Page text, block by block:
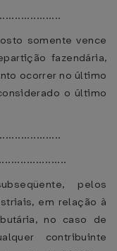
somente vence
fazendária,
ocorrer no último
o último
pelos
em relação à
no caso de
contribuinte